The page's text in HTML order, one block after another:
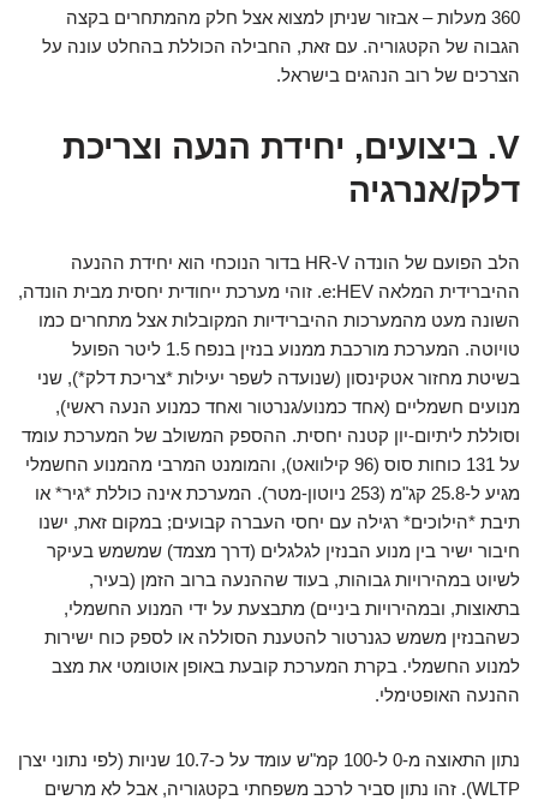
360 מעלות – אבזור שניתן למצוא אצל חלק מהמתחרים בקצה
הגבוה של הקטגוריה. עם זאת, החבילה הכוללת בהחלט עונה על
הצרכים של רוב הנהגים בישראל.
V. ביצועים, יחידת הנעה וצריכת
דלק/אנרגיה
הלב הפועם של הונדה HR-V בדור הנוכחי הוא יחידת ההנעה
ההיברידית המלאה e:HEV. זוהי מערכת ייחודית יחסית מבית הונדה,
השונה מעט מהמערכות ההיברידיות המקובלות אצל מתחרים כמו
טויוטה. המערכת מורכבת ממנוע בנזין בנפח 1.5 ליטר הפועל
בשיטת מחזור אטקינסון (שנועדה לשפר יעילות *צריכת דלק*), שני
מנועים חשמליים (אחד כמנוע/גנרטור ואחד כמנוע הנעה ראשי),
וסוללת ליתיום-יון קטנה יחסית. ההספק המשולב של המערכת עומד
על 131 כוחות סוס (96 קילוואט), והמומנט המרבי מהמנוע החשמלי
מגיע ל-25.8 קג"מ (253 ניוטון-מטר). המערכת אינה כוללת *גיר* או
תיבת *הילוכים* רגילה עם יחסי העברה קבועים; במקום זאת, ישנו
חיבור ישיר בין מנוע הבנזין לגלגלים (דרך מצמד) שמשמש בעיקר
לשיוט במהירויות גבוהות, בעוד שההנעה ברוב הזמן (בעיר,
בתאוצות, ובמהירויות ביניים) מתבצעת על ידי המנוע החשמלי,
כשהבנזין משמש כגנרטור להטענת הסוללה או לספק כוח ישירות
למנוע החשמלי. בקרת המערכת קובעת באופן אוטומטי את מצב
ההנעה האופטימלי.
נתון התאוצה מ-0 ל-100 קמ"ש עומד על כ-10.7 שניות (לפי נתוני יצרן
WLTP). זהו נתון סביר לרכב משפחתי בקטגוריה, אבל לא מרשים